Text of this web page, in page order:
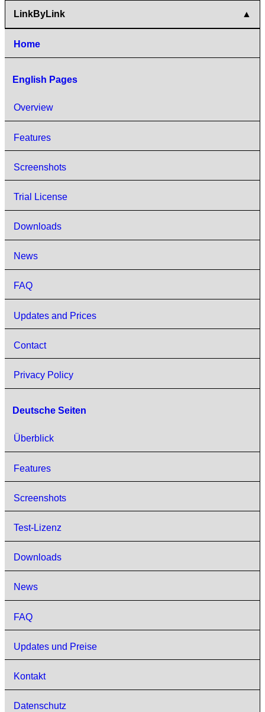
LinkByLink
Home
English Pages
Overview
Features
Screenshots
Trial License
Downloads
News
FAQ
Updates and Prices
Contact
Privacy Policy
Deutsche Seiten
Überblick
Features
Screenshots
Test-Lizenz
Downloads
News
FAQ
Updates und Preise
Kontakt
Datenschutz